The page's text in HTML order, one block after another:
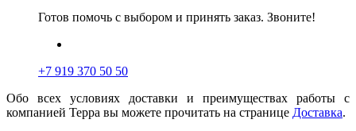
Готов помочь с выбором и принять заказ. Звоните!
+7 919 370 50 50
Обо всех условиях доставки и преимуществах работы с
компанией Терра вы можете прочитать на странице Доставка.